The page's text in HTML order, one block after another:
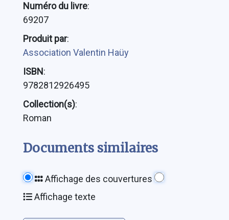
Numéro du livre:
69207
Produit par:
Association Valentin Haüy
ISBN:
9782812926495
Collection(s):
Roman
Documents similaires
Affichage des couvertures
Affichage texte